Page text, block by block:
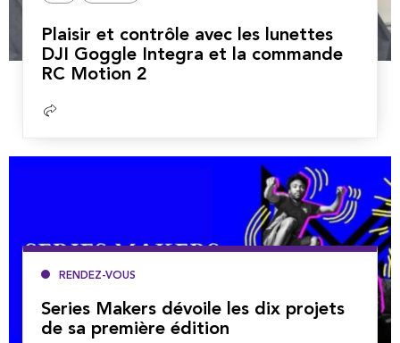
Plaisir et contrôle avec les lunettes
DJI Goggle Integra et la commande
RC Motion 2
Lire
RENDEZ-VOUS
Series Makers dévoile les dix projets
de sa première édition